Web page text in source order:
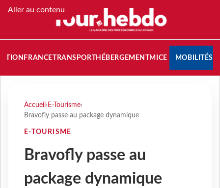
Aller au contenu
FRANCETRANSPORT HÉBERGEMENTMICE MOBILITÉS
Accueil › E-Tourisme›
Bravofly passe au package dynamique
E-TOURISME
Bravofly passe au
package dynamique